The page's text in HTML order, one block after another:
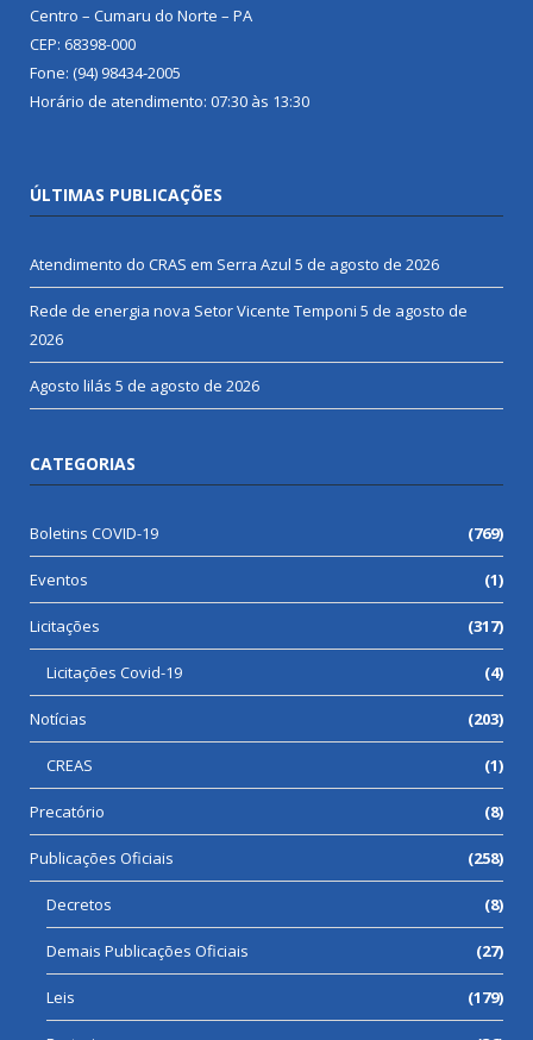
Centro – Cumaru do Norte – PA
CEP: 68398-000
Fone: (94) 98434-2005
Horário de atendimento: 07:30 às 13:30
ÚLTIMAS PUBLICAÇÕES
Atendimento do CRAS em Serra Azul 5 de agosto de 2026
Rede de energia nova Setor Vicente Temponi 5 de agosto de
2026
Agosto lilás 5 de agosto de 2026
CATEGORIAS
Boletins COVID-19 (769)
Eventos (1)
Licitações (317)
Licitações Covid-19 (4)
Notícias (203)
CREAS (1)
Precatório (8)
Publicações Oficiais (258)
Decretos (8)
Demais Publicações Oficiais (27)
Leis (179)